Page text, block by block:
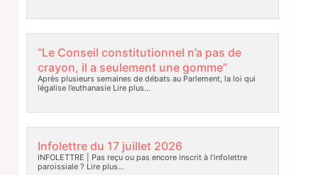
“Le Conseil constitutionnel n’a pas de
crayon, il a seulement une gomme”
Après plusieurs semaines de débats au Parlement, la loi qui
légalise l’euthanasieLire plus…
Infolettre du 17 juillet 2026
INFOLETTRE | Pas reçu ou pas encore inscrit à l’infolettre
paroissiale ? Lire plus…